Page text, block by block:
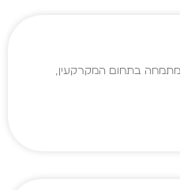
המתמחה בתחום המקרקעין,